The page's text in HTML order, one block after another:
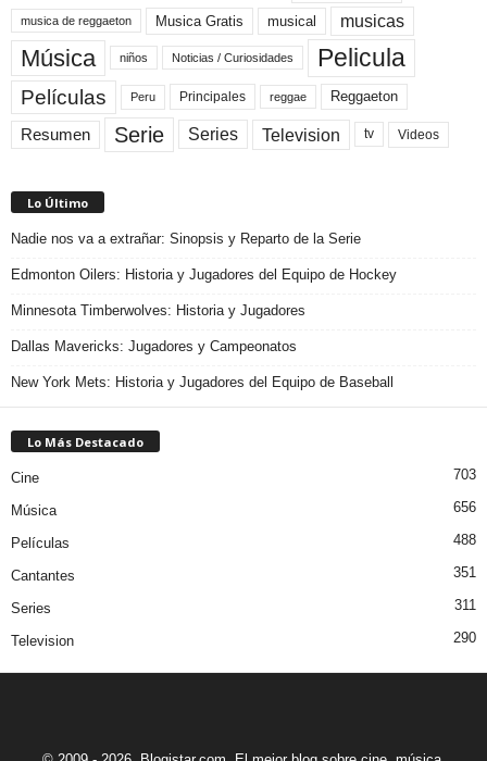
musica de reggaeton Musica Gratis musical musicas
Música niños Noticias / Curiosidades Pelicula
Películas Peru Principales reggae Reggaeton
Resumen Serie Series Television tv Videos
Lo Último
Nadie nos va a extrañar: Sinopsis y Reparto de la Serie
Edmonton Oilers: Historia y Jugadores del Equipo de Hockey
Minnesota Timberwolves: Historia y Jugadores
Dallas Mavericks: Jugadores y Campeonatos
New York Mets: Historia y Jugadores del Equipo de Baseball
Lo Más Destacado
Cine 703
Música 656
Películas 488
Cantantes 351
Series 311
Television 290